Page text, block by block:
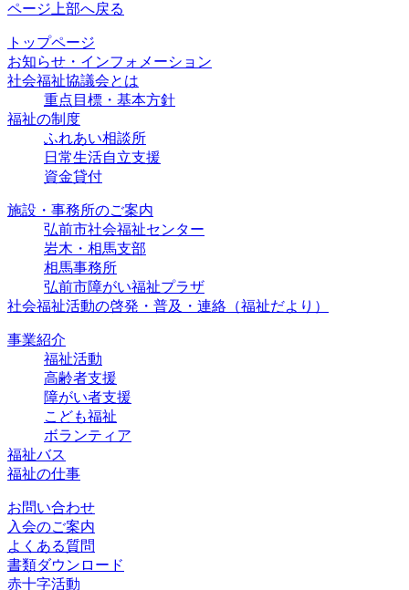
ページ上部へ戻る
トップページ
お知らせ・インフォメーション
社会福祉協議会とは
重点目標・基本方針
福祉の制度
ふれあい相談所
日常生活自立支援
資金貸付
施設・事務所のご案内
弘前市社会福祉センター
岩木・相馬支部
相馬事務所
弘前市障がい福祉プラザ
社会福祉活動の啓発・普及・連絡 （福祉だより）
事業紹介
福祉活動
高齢者支援
障がい者支援
こども福祉
ボランティア
福祉バス
福祉の仕事
お問い合わせ
入会のご案内
よくある質問
書類ダウンロード
赤十字活動